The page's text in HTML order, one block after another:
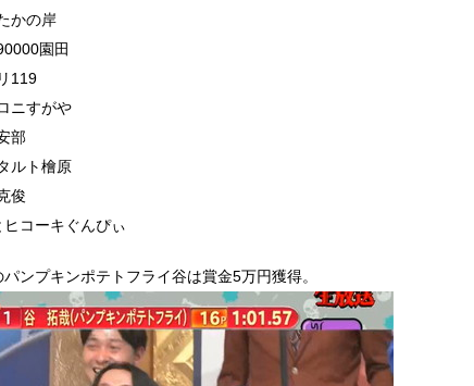
かの岸
園田
119
ニすがや
部
ルト檜原
俊
ヒコーキぐんぴぃ
ンプキンポテトフライ谷は賞金5万円獲得。